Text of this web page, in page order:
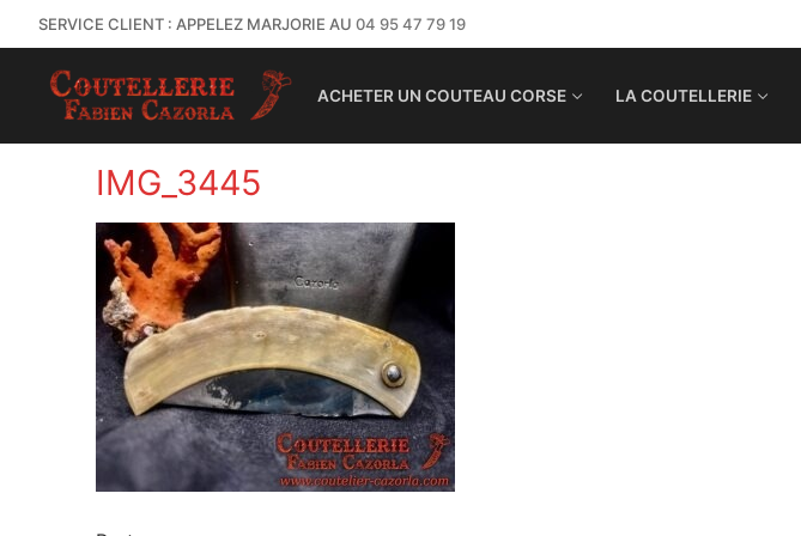
SERVICE CLIENT : APPELEZ MARJORIE AU 04 95 47 79 19
ACHETER UN COUTEAU CORSE LA COUTELLERIE
IMG_3445